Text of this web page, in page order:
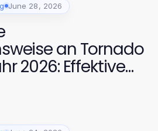
June 28, 2026
an Tornado
2026: Effektive